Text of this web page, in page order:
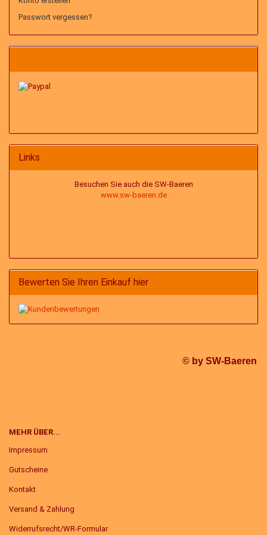
Passwort vergessen?
Links
Besuchen Sie auch die SW-Baeren
www.sw-baeren.de
Bewerten Sie Ihren Einkauf hier
© by SW-Baeren
MEHR ÜBER...
Impressum
Gutscheine
Kontakt
Versand & Zahlung
Widerrufsrecht/WR-Formular